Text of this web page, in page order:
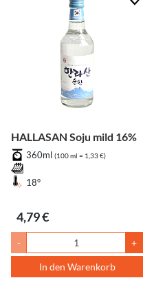
HALLASAN Soju mild 16%
360ml (100 ml = 1,33 €)
18°
4,79 €
- +
In den Warenkorb